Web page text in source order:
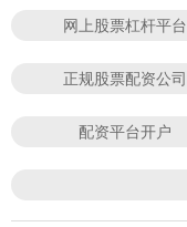
网上股票杠杆平台
正规股票配资公司
配资平台开户